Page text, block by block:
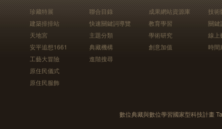
珍藏特展
建築排排站
天地宮
安平追想1661
工藝大冒險
原住民儀式
原住民服飾
聯合目錄
快速關鍵詞導覽
主題分類
典藏機構
進階搜尋
成果網站資源庫
教育學習
學術研究
創意加值
技術
關鍵
線上
時間
數位典藏與數位學習國家型科技計畫